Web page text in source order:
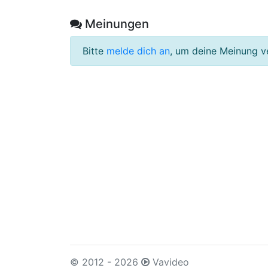
Meinungen
Bitte melde dich an, um deine Meinung
© 2012 - 2026 Vavideo